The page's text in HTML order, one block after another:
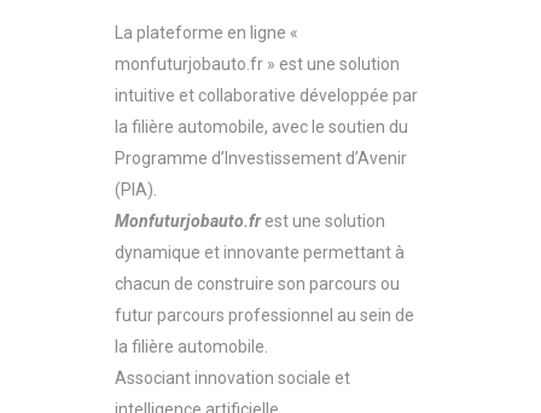
La plateforme en ligne «
monfuturjobauto.fr » est une solution
intuitive et collaborative développée par
la filière automobile, avec le soutien du
Programme d’Investissement d’Avenir
(PIA).
Monfuturjobauto.frest une solution
dynamique et innovante permettant à
chacun de construire son parcours ou
futur parcours professionnel au sein de
la filière automobile.
Associant innovation sociale et
intelligence artificielle,